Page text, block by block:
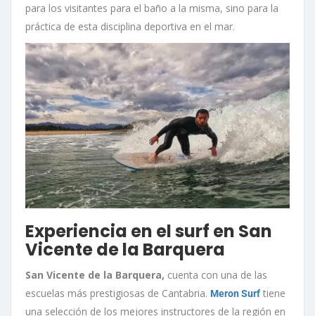
para los visitantes para el baño a la misma, sino para la
práctica de esta disciplina deportiva en el mar.
Experiencia en el surf en San
Vicente de la Barquera
San Vicente de la Barquera, cuenta con una de las
escuelas más prestigiosas de Cantabria. Meron Surf tiene
una selección de los mejores instructores de la región en